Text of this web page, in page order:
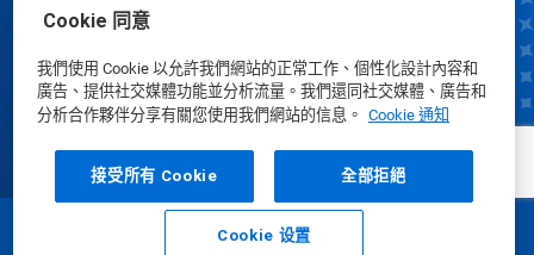
Cookie 同意
我們使用 Cookie 以允許我們網站的正常工作、個性化設計內容和
廣告、提供社交媒體功能並分析流量。我們還同社交媒體、廣告和
分析合作夥伴分享有關您使用我們網站的信息。 Cookie 通知
接受所有 Cookie 全部拒絕
Cookie 设置